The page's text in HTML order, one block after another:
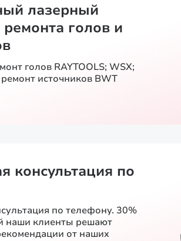
лазерный
голов и
голов RAYTOOLS; WSX;
источников BWT
консультация по
по телефону. 30%
наши клиенты решают
от наших